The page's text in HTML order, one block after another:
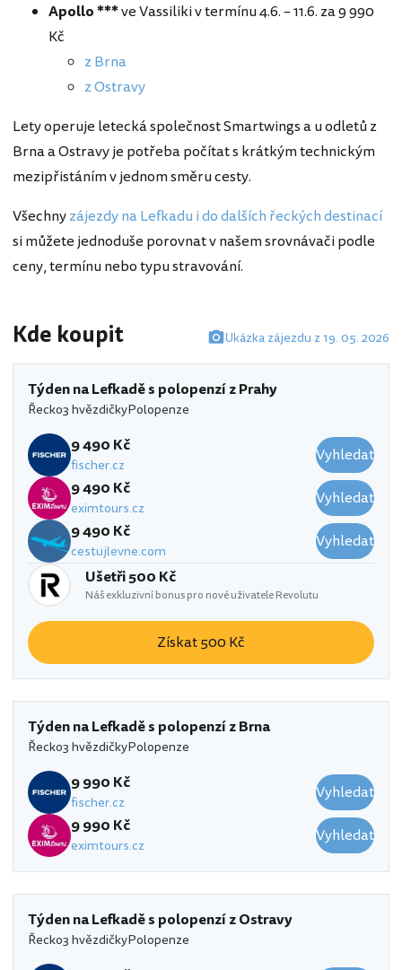
Apollo ***ve Vassiliki v termínu 4.6. – 11.6. za 9 990
Kč
z Brna
z Ostravy
Lety operuje letecká společnost Smartwings a u odletů z
Brna a Ostravy je potřeba počítat s krátkým technickým
mezipřistáním v jednom směru cesty.
Všechnyzájezdy na Lefkadu i do dalších řeckých destinací
si můžete jednoduše porovnat v našem srovnávači podle
ceny, termínu nebo typu stravování.
Kde koupit Ukázka zájezdu z 19. 05. 2026
Týden na Lefkadě s polopenzí z Prahy
Řecko3 hvězdičkyPolopenze
9 490 Kč
fischer.cz
Vyhledat
9 490 Kč
eximtours.cz
Vyhledat
9 490 Kč
cestujlevne.com
Vyhledat
Ušetři 500 Kč
Náš exkluzivní bonus pro nové uživatele Revolutu
Získat 500 Kč
Týden na Lefkadě s polopenzí z Brna
Řecko3 hvězdičkyPolopenze
9 990 Kč
fischer.cz
Vyhledat
9 990 Kč
eximtours.cz Vyhledat
Týden na Lefkadě s polopenzí z Ostravy
Řecko3 hvězdičkyPolopenze